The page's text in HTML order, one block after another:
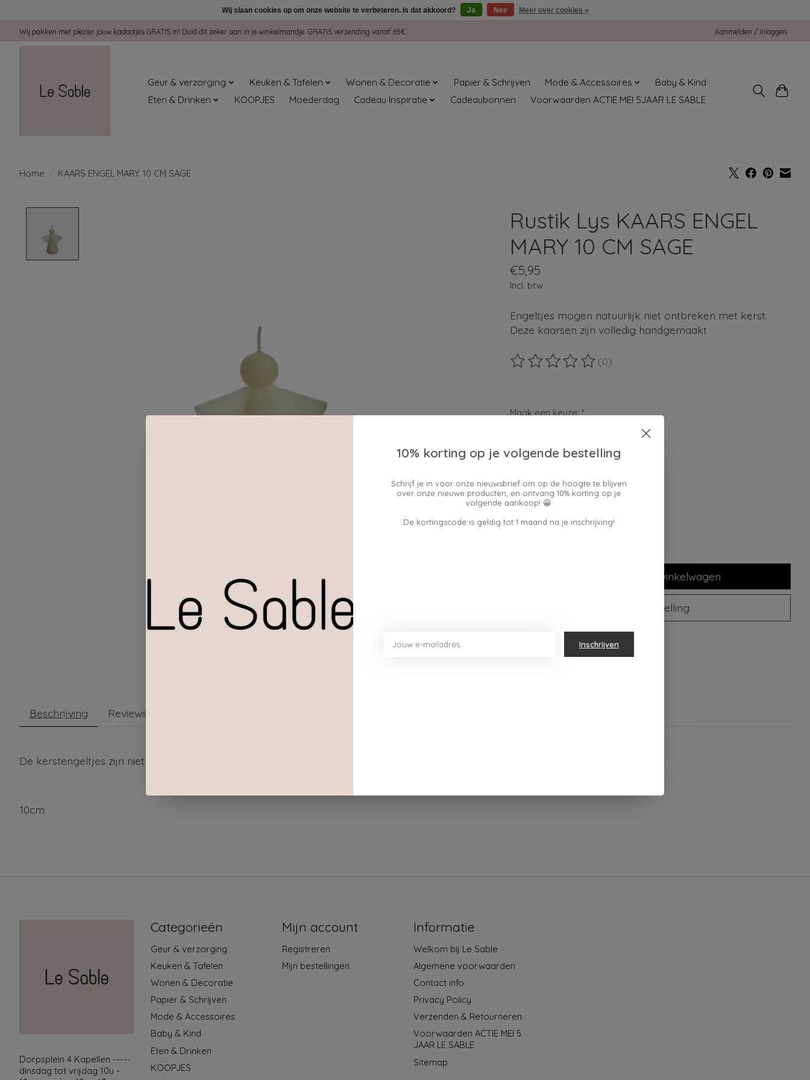
Wij pakken met plezier jouw kadootjes GRATIS in! Duid dit zeker aan in je winkelmandje. GRATIS verzending vanaf 65€. Aanmelden / Inloggen
Geur & verzorging Keuken & Tafelen Wonen & Decoratie Papier & Schrijven Mode & Accessoires
Baby & Kind
Eten & Drinken
KOOPJES Moederdag Cadeau Inspiratie Cadeaubonnen Voorwaarden ACTIE MEI 5JAAR LE SABLE
Home / KAARS ENGEL MARY 10 CM SAGE
Rustik Lys KAARS ENGEL
MARY 10 CM SAGE
€5,95
Incl. btw
Engeltjes mogen natuurlijk niet ontbreken met kerst.
Deze kaarsen zijn volledig handgemaakt
De beoordeling van dit product is
(0)
Maak een keuze:*
ja
Hoeveelheid:
Toevoegen aan winkelwagen
Plaats bestelling
Beschrijving Reviews (0)
De kerstengeltjes zijn niet glad afgewerkt maar hebben een rustieke uitstraling.
10cm
Dorpsplein 4 Kapellen -----
dinsdag tot vrijdag 10u -
Categorieën
Geur & verzorging
Keuken & Tafelen
Wonen & Decoratie
Papier & Schrijven
Mode & Accessoires
Baby & Kind
Eten & Drinken
KOOPJES
Mijn account
Registreren
Mijn bestellingen
Informatie
Welkom bij Le Sable
Algemene voorwaarden
Contact info
Privacy Policy
Verzenden & Retourneren
Voorwaarden ACTIE MEI 5
JAAR LE SABLE
Sitemap
Wij slaan cookies op om onze website te verbeteren. Is dat akkoord? Ja Nee Meer over cookies »
10% korting op je volgende bestelling
Schrijf je in voor onze nieuwsbrief om op de hoogte te blijven
over onze nieuwe producten, en ontvang 10% korting op je
volgende aankoop! 😀
De kortingscode is geldig tot 1 maand na je inschrijving!
Inschrijven